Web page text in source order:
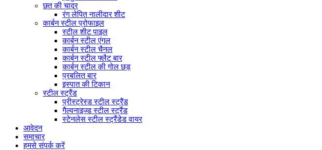
छत की चादर
रंग लेपित नालीदार शीट
कार्बन स्टील प्रोफाइल
स्टील शीट पाइल
कार्बन स्टील एंगल
कार्बन स्टील चैनल
कार्बन स्टील फ्लैट बार
कार्बन स्टील की गोल छड़
प्रबलित बार
इस्पात की टिकान
स्टील स्ट्रैंड
प्रीस्ट्रेस्ड स्टील स्ट्रैंड
गैल्वनाइज्ड स्टील स्ट्रैंड
स्टेनलेस स्टील स्ट्रैंडेड वायर
आवेदन
समाचार
हमसे संपर्क करें